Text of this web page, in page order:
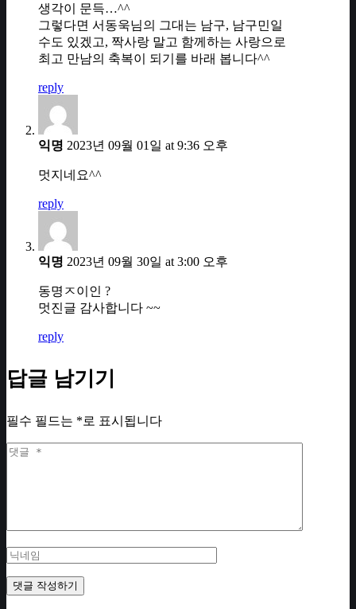
생각이 문득…^^
그렇다면 서동욱님의 그대는 남구, 남구민일
수도 있겠고, 짝사랑 말고 함께하는 사랑으로
최고 만남의 축복이 되기를 바래 봅니다^^
reply
익명 2023년 09월 01일 at 9:36 오후
멋지네요^^
reply
익명 2023년 09월 30일 at 3:00 오후
동명ㅈ이인 ?
멋진글 감사합니다 ~~
reply
답글 남기기
필수 필드는 *로 표시됩니다